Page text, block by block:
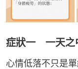
症狀一 一天之
心情低落不只是